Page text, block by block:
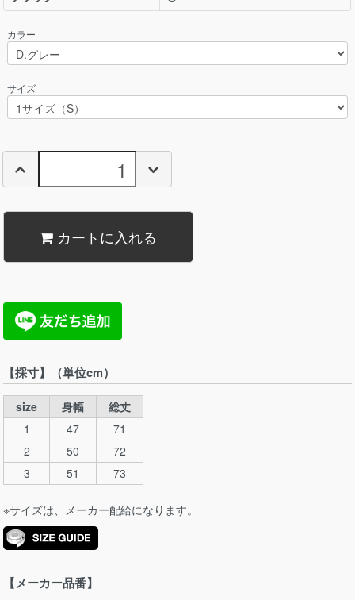
カラー
サイズ
カートに入れる
【採寸】（単位cm）
size 身幅
総丈
1
47
71
2
50
72
3
51 73
※サイズは、メーカー配給になります。
【メーカー品番】